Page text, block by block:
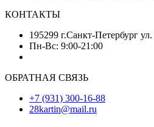
КОНТАКТЫ
Пн-Вс: 9:00-21:00
ОБРАТНАЯ СВЯЗЬ
+7 (931) 300-16-88
28kartin@mail.ru